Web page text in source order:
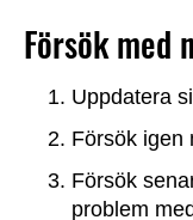
Försök med
Uppdatera
Försök igen
Försök
problem